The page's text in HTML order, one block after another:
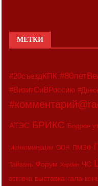
МЕТКИ
#20съездКПК
#ВизитСиВРоссию
АТЭС БРИКС Бодрое
Минкоммерции ООН ПМЭФ
Тайвань Форум Харбин ЧС
встреча выставка гала-